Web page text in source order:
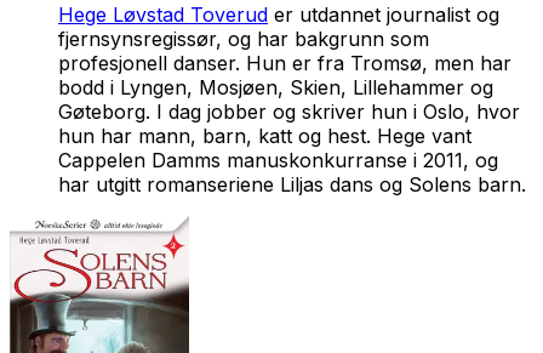
Hege Løvstad Toverud er utdannet journalist og
fjernsynsregissør, og har bakgrunn som
profesjonell danser. Hun er fra Tromsø, men har
bodd i Lyngen, Mosjøen, Skien, Lillehammer og
Gøteborg. I dag jobber og skriver hun i Oslo, hvor
hun har mann, barn, katt og hest. Hege vant
Cappelen Damms manuskonkurranse i 2011, og
har utgitt romanseriene Liljas dans og Solens barn.